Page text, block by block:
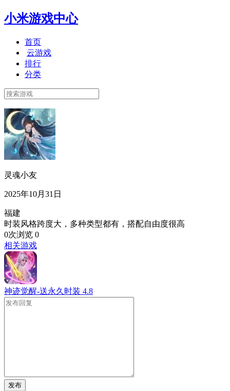
小米游戏中心
首页
云游戏
排行
分类
灵魂小友
2025年10月31日
福建
时装风格跨度大，多种类型都有，搭配自由度很高
0次浏览 0
相关游戏
神迹觉醒-送永久时装 4.8
发布